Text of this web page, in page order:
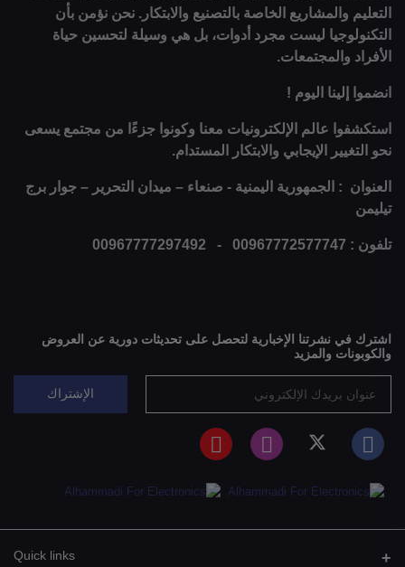
التعليم والمشاريع الخاصة بالتصنيع والابتكار. نحن نؤمن بأن
التكنولوجيا ليست مجرد أدوات، بل هي وسيلة لتحسين حياة
الأفراد والمجتمعات.
انضموا إلينا اليوم !
استكشفوا عالم الإلكترونيات معنا وكونوا جزءًا من مجتمع يسعى
نحو التغيير الإيجابي والابتكار المستدام.
العنوان : الجمهورية اليمنية - صنعاء – ميدان التحرير – جوار برج
تيليمن
تلفون : 00967772577747 - 00967777297492
اشترك في نشرتنا الإخبارية لتحصل على تحديثات دورية عن العروض
والكوبونات والمزيد
الإشتراك
Quick links